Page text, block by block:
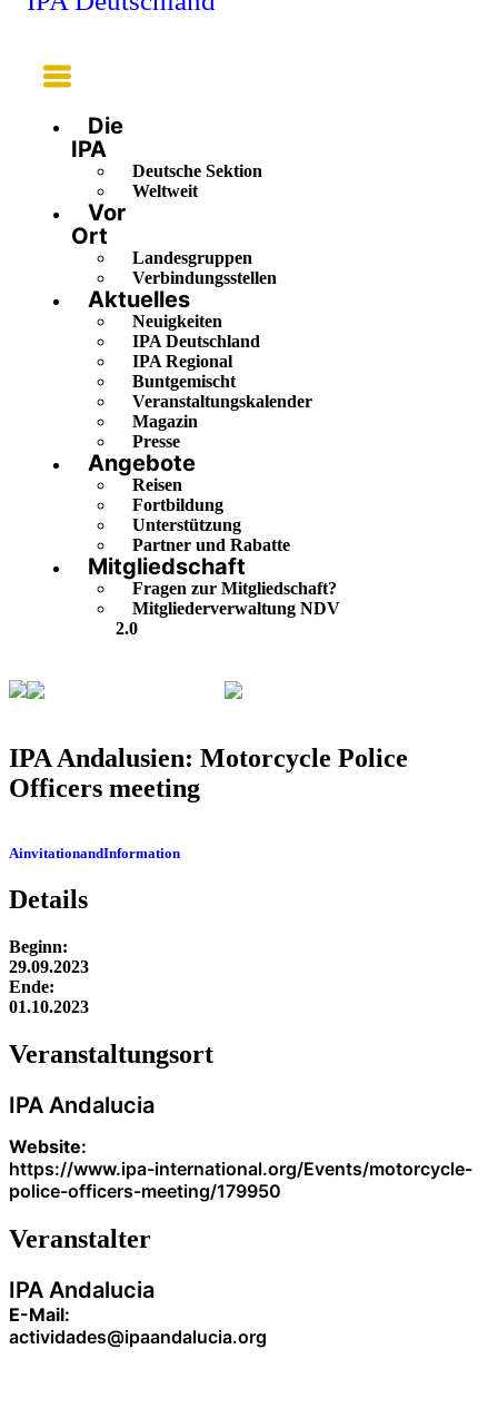
Main
Menu
Die
IPA
Deutsche Sektion
Weltweit
Vor
Ort
Landesgruppen
Verbindungsstellen
Aktuelles
Neuigkeiten
IPA Deutschland
IPA Regional
Buntgemischt
Veranstaltungskalender
Magazin
Presse
Angebote
Reisen
Fortbildung
Unterstützung
Partner und Rabatte
Mitgliedschaft
Fragen zur Mitgliedschaft?
Mitgliederverwaltung NDV
2.0
IPA Andalusien: Motorcycle Police
Officers meeting
AinvitationandInformation
Details
Beginn:
29.09.2023
Ende:
01.10.2023
Veranstaltung­sort
IPA Andalucia
Website:
https://www.ipa-international.org/Events/motorcycle-
police-officers-meeting/179950
Veranstalter
IPA Andalucia
E-Mail:
actividades@ipaandalucia.org